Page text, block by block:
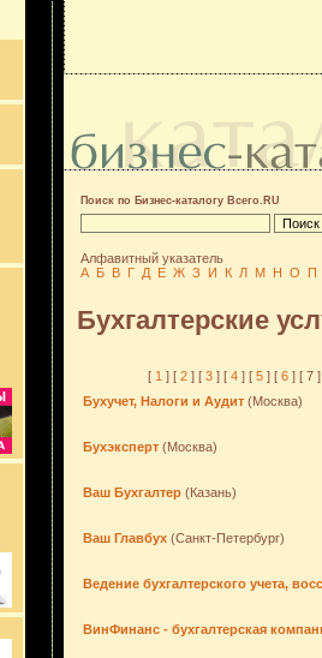
Поиск по Бизнес-каталогу Всего.RU
Алфавитный указатель
А Б В Г Д Е Ж З И К Л М Н О П
Бухгалтерские
[ 1 ] [ 2 ] [ 3 ] [ 4 ] [ 5 ] [ 6 ] [ 7
Бухучет, Налоги и Аудит (Москва)
Бухэксперт (Москва)
Ваш Бухгалтер (Казань)
Ваш Главбух (Санкт-Петербург)
Ведение бухгалтерского учета,
ВинФинанс - бухгалтерская